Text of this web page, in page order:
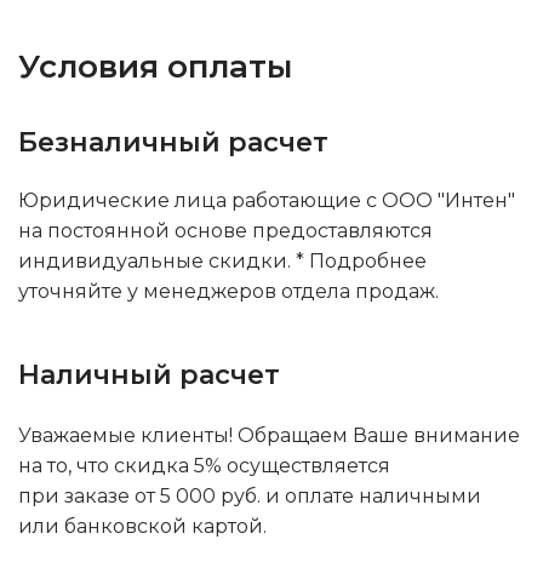
Условия оплаты
Безналичный расчет
Юридические лица работающие с ООО "Интен"
на постоянной основе предоставляются
индивидуальные скидки. * Подробнее
уточняйте у менеджеров отдела продаж.
Наличный расчет
Уважаемые клиенты! Обращаем Ваше внимание
на то, что скидка 5% осуществляется
при заказе от 5 000 руб. и оплате наличными
или банковской картой.